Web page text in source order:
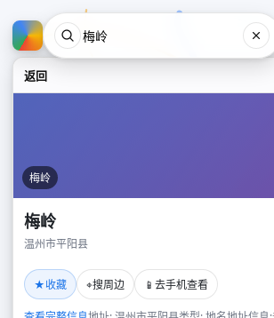
返回
梅岭
梅岭
温州市平阳县
★收藏 ⌖搜周边 📱 去手机查看